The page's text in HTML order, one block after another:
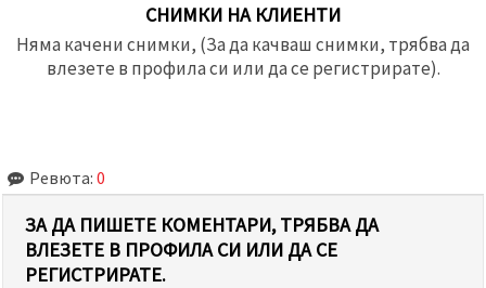
СНИМКИ НА КЛИЕНТИ
Няма качени снимки, (За да качваш снимки, трябва да
влезете в профила си или да се регистрирате).
Ревюта: 0
ЗА ДА ПИШЕТЕ КОМЕНТАРИ, ТРЯБВА ДА
ВЛЕЗЕТЕ В ПРОФИЛА СИ ИЛИ ДА СЕ
РЕГИСТРИРАТЕ.